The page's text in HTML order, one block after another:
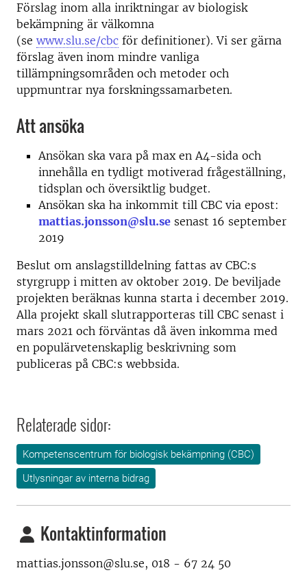
Förslag inom alla inriktningar av biologisk
bekämpning är välkomna
(se www.slu.se/cbc för definitioner). Vi ser gärna
förslag även inom mindre vanliga
tillämpningsområden och metoder och
uppmuntrar nya forskningssamarbeten.
Att ansöka
Ansökan ska vara på max en A4-sida och
innehålla en tydligt motiverad frågeställning,
tidsplan och översiktlig budget.
Ansökan ska ha inkommit till CBC via epost:
mattias.jonsson@slu.se senast 16 september
2019
Beslut om anslagstilldelning fattas av CBC:s
styrgrupp i mitten av oktober 2019. De beviljade
projekten beräknas kunna starta i december 2019.
Alla projekt skall slutrapporteras till CBC senast i
mars 2021 och förväntas då även inkomma med
en populärvetenskaplig beskrivning som
publiceras på CBC:s webbsida.
Relaterade sidor:
Kompetenscentrum för biologisk bekämpning (CBC)
Utlysningar av interna bidrag
Kontaktinformation
mattias.jonsson@slu.se, 018 - 67 24 50